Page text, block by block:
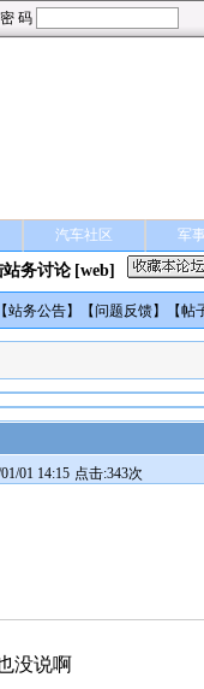
汽车社区 军
站务讨论 [web]
站务公告】【问题反馈】【帖
01 14:15 点击:343次
没说啊